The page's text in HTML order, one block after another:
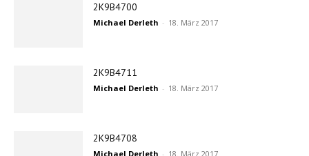
2K9B4700
Michael Derleth - 18. März 2017
2K9B4711
Michael Derleth - 18. März 2017
2K9B4708
Michael Derleth - 18. März 2017